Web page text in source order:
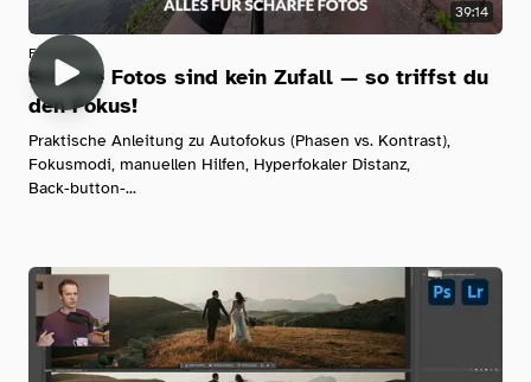
39:14
Fotografie
Scharfe Fotos sind kein Zufall — so triffst du
den Fokus!
Praktische Anleitung zu Autofokus (Phasen vs. Kontrast),
Fokusmodi, manuellen Hilfen, Hyperfokaler Distanz,
Back‑button‑...